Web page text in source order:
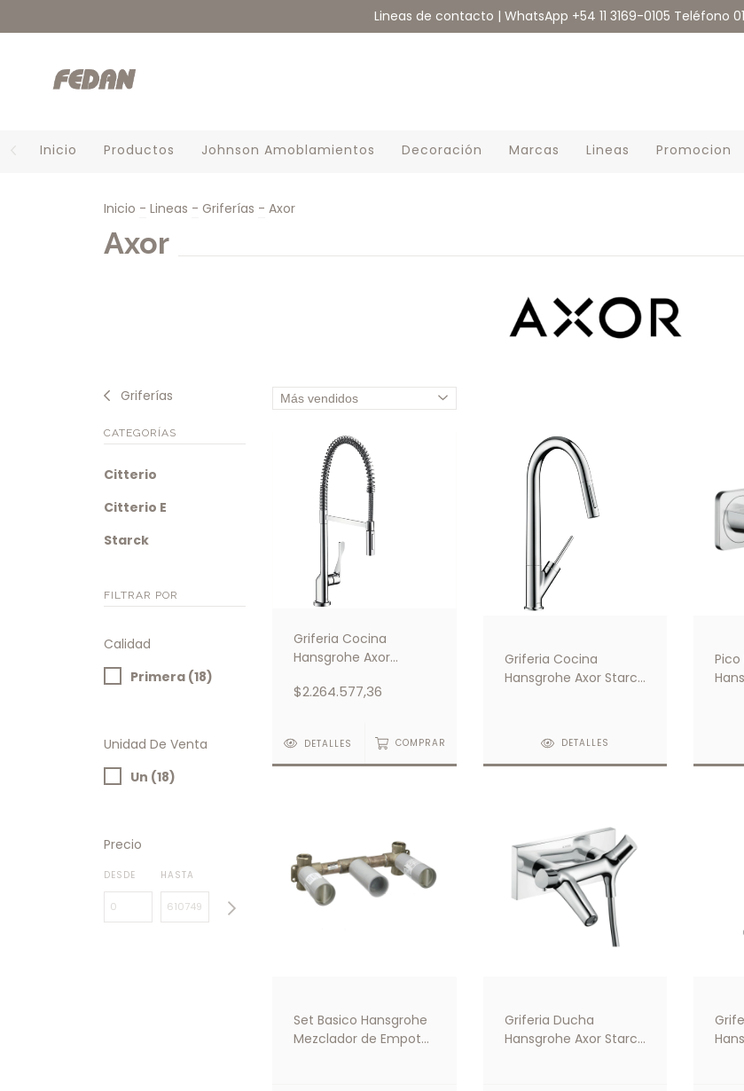
Lineas de contacto | WhatsApp +54 11 3169-0105 Teléfono
Inicio Productos Johnson Amoblamientos Decoración Marcas Lineas Promocion
Inicio - Lineas - Griferías - Axor
Axor
Griferías
CATEGORÍAS
Citterio
Citterio E
Starck
FILTRAR POR
Calidad
Primera (18)
Unidad De Venta
Un (18)
Precio
DESDE HASTA
Griferia Cocina
Hansgrohe Axor
Monocomando 230
$2.264.577,36
DETALLES COMPRAR
Griferia Cocina
Hansgrohe Axor Starck
Cromo
DETALLES
Pico
Set Basico Hansgrohe
Mezclador de Empotar
Griferia Ducha
Hansgrohe Axor Starck